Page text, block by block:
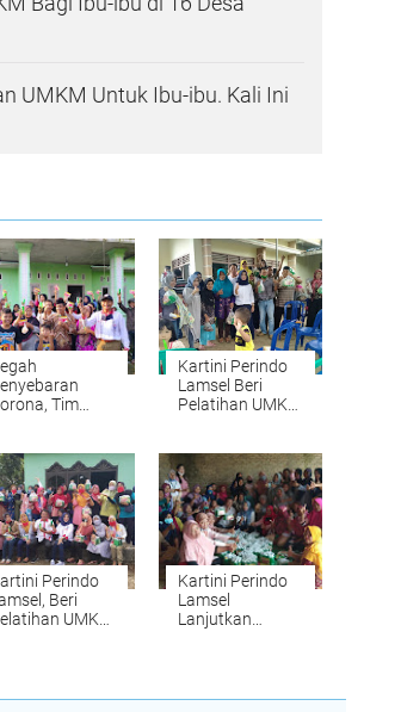
UMKM Untuk Ibu-ibu. Kali Ini
Tim
di
Kartini Perindo
Lamsel Beri
Pelatihan UMKM
Kecamatan
Tanjung Sari
Perindo
Beri
UMKM
Kartini Perindo
Lamsel
Lanjutkan